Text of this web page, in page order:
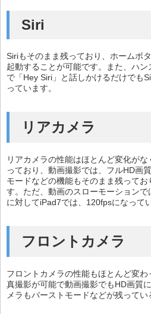
Siri
Siriもそのまま残っており、ホームボ
起動することが可能です。また、ハ
で「Hey Siri」と話しかけるだけでも
っています。
リアカメラ
リアカメラの性能はほとんど変化が
っており、動画撮影では、フルHD画
モードなどの機能もそのまま残って
す。ただ、動画のスローモーション
に対してiPad7では、120fpsになって
フロントカメラ
フロントカメラの性能もほとんど変
真撮影が可能で動画撮影でもHD画質
メラもバーストモードなどが残ってい